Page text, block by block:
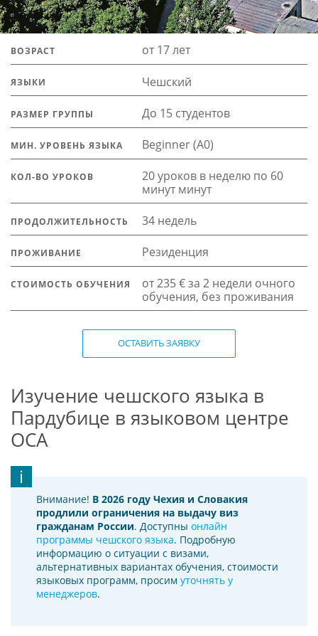
ВОЗРАСТ от 17 лет
ЯЗЫКИ Чешский
РАЗМЕР ГРУППЫ До 15 студентов
МИН. УРОВЕНЬ ЯЗЫКА Beginner (A0)
КОЛ-ВО УРОКОВ
20 уроков в неделю по 60
минут минут
ПРОДОЛЖИТЕЛЬНОСТЬ 34 недель
ПРОЖИВАНИЕ Резиденция
СТОИМОСТЬ ОБУЧЕНИЯ
от 235 € за 2 недели очного
обучения, без проживания
ОСТАВИТЬ ЗАЯВКУ
Изучение чешского языка в
Пардубице в языковом центре
OCA
Внимание! В 2026 году Чехия и Словакия
продлили ограничения на выдачу виз
гражданам России. Доступны онлайн
программы чешского языка. Подробную
информацию о ситуации с визами,
альтернативных вариантах обучения, стоимости
языковых программ, просим уточнять у
менеджеров.